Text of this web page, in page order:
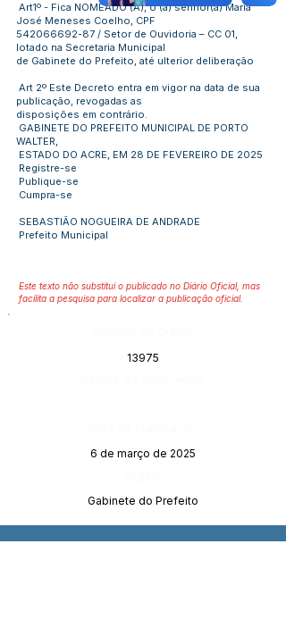
Art1º - Fica NOMEADO (A), o (a) senhor(a) Maria
José Meneses Coelho, CPF
542066692-87 / Setor de Ouvidoria – CC 01,
lotado na Secretaria Municipal
de Gabinete do Prefeito, até ulterior deliberação
Art 2º Este Decreto entra em vigor na data de sua
publicação, revogadas as
disposições em contrário.
GABINETE DO PREFEITO MUNICIPAL DE PORTO
WALTER,
ESTADO DO ACRE, EM 28 DE FEVEREIRO DE 2025
Registre-se
Publique-se
Cumpra-se
SEBASTIÃO NOGUEIRA DE ANDRADE
Prefeito Municipal
Este texto não substitui o publicado no Diário Oficial, mas
facilita a pesquisa para localizar a publicação oficial.
13975
6 de março de 2025
Gabinete do Prefeito